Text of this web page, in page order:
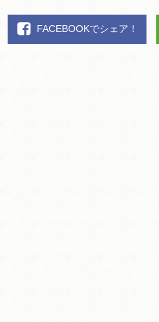
FACEBOOKでシェア！